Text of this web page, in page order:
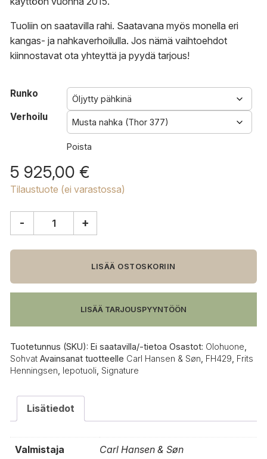
Tuoliin on saatavilla rahi. Saatavana myös monella eri
kangas- ja nahkaverhoilulla. Jos nämä vaihtoehdot
kiinnostavat ota yhteyttä ja pyydä tarjous!
Runko
Verhoilu
Poista
5 925,00 €
Tilaustuote (ei varastossa)
&
FH429
Signature
- +
LISÄÄ OSTOSKORIIN
LISÄÄ TARJOUSPYYNTÖÖN
Tuotetunnus (SKU): Ei saatavilla/-tietoa Osastot: Olohuone
Sohvat Avainsanat tuotteelle Carl Hansen & Søn FH429 Frits
Henningsen lepotuoli Signature
Lisätiedot
Valmistaja Carl Hansen & Søn